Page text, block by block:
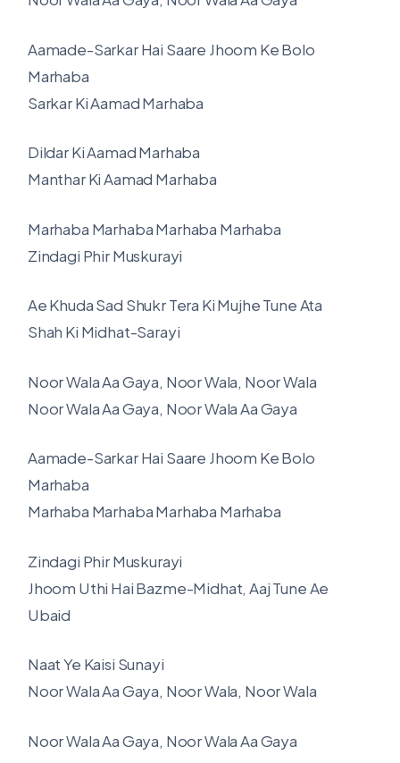
Aamade-Sarkar Hai Saare Jhoom Ke Bolo
Marhaba
Sarkar Ki Aamad Marhaba
Dildar Ki Aamad Marhaba
Manthar Ki Aamad Marhaba
Marhaba Marhaba Marhaba Marhaba
Zindagi Phir Muskurayi
Ae Khuda Sad Shukr Tera Ki Mujhe Tune Ata
Shah Ki Midhat-Sarayi
Noor Wala Aa Gaya, Noor Wala, Noor Wala
Noor Wala Aa Gaya, Noor Wala Aa Gaya
Aamade-Sarkar Hai Saare Jhoom Ke Bolo
Marhaba
Marhaba Marhaba Marhaba Marhaba
Zindagi Phir Muskurayi
Jhoom Uthi Hai Bazme-Midhat, Aaj Tune Ae
Ubaid
Naat Ye Kaisi Sunayi
Noor Wala Aa Gaya, Noor Wala, Noor Wala
Noor Wala Aa Gaya, Noor Wala Aa Gaya